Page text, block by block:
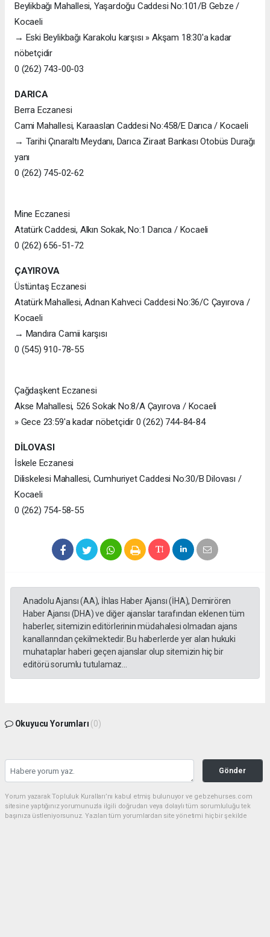
Beylikbağı Mahallesi, Yaşardoğu Caddesi No:101/B Gebze /
Kocaeli
→ Eski Beylikbağı Karakolu karşısı » Akşam 18:30'a kadar
nöbetçidir
0 (262) 743-00-03
DARICA
Berra Eczanesi
Cami Mahallesi, Karaaslan Caddesi No:458/E Darıca / Kocaeli
→ Tarihi Çınaraltı Meydanı, Darıca Ziraat Bankası Otobüs Durağı
yanı
0 (262) 745-02-62
Mine Eczanesi
Atatürk Caddesi, Alkın Sokak, No:1 Darıca / Kocaeli
0 (262) 656-51-72
ÇAYIROVA
Üstüntaş Eczanesi
Atatürk Mahallesi, Adnan Kahveci Caddesi No:36/C Çayırova /
Kocaeli
→ Mandıra Camii karşısı
0 (545) 910-78-55
Çağdaşkent Eczanesi
Akse Mahallesi, 526 Sokak No:8/A Çayırova / Kocaeli
» Gece 23:59'a kadar nöbetçidir 0 (262) 744-84-84
DİLOVASI
İskele Eczanesi
Diliskelesi Mahallesi, Cumhuriyet Caddesi No:30/B Dilovası /
Kocaeli
0 (262) 754-58-55
Anadolu Ajansı (AA), İhlas Haber Ajansı (İHA), Demirören
Haber Ajansı (DHA) ve diğer ajanslar tarafından eklenen tüm
haberler, sitemizin editörlerinin müdahalesi olmadan ajans
kanallarından çekilmektedir. Bu haberlerde yer alan hukuki
muhataplar haberi geçen ajanslar olup sitemizin hiç bir
editörü sorumlu tutulamaz...
Okuyucu Yorumları (0)
Gönder
Yorum yazarak Topluluk Kuralları’nı kabul etmiş bulunuyor ve gebzehurses.com
sitesine yaptığınız yorumunuzla ilgili doğrudan veya dolaylı tüm sorumluluğu tek
başınıza üstleniyorsunuz. Yazılan tüm yorumlardan site yönetimi hiçbir şekilde